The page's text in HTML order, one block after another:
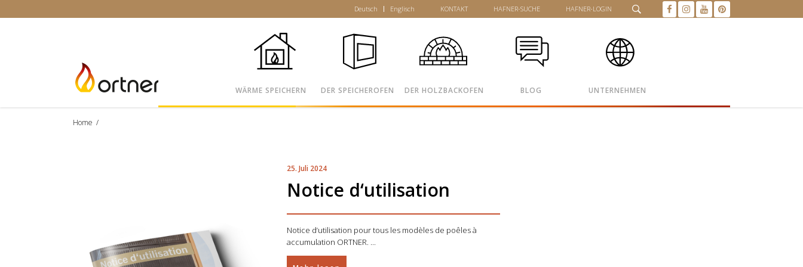
Deutsch Englisch KONTAKT HAFNER-SUCHE HAFNER-LOGIN
WÄRME SPEICHERN DER SPEICHEROFEN DER HOLZBACKOFEN BLOG UNTERNEHMEN
Home /
25. Juli 2024
Notice d‘utilisation
Notice d‘utilisation pour tous les modèles de poêles à
accumulation ORTNER.